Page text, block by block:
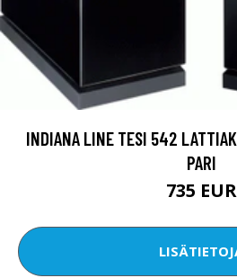
INDIANA LINE TESI 542
PARI
735 EUR